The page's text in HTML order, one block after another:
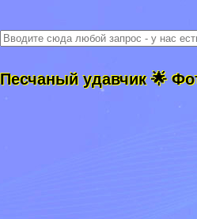
Песчаный удавчик 🌟